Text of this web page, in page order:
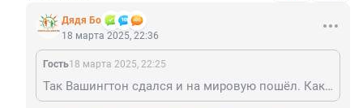
Дядя Бо
18 марта 2025, 22:36
Гость18 марта 2025, 22:25
Так Вашингтон сдался и на мировую пошёл. Как ты мне по теме, братан. Мы снисходительны.